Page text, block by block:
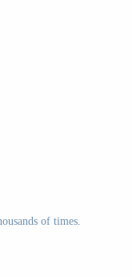
of times.